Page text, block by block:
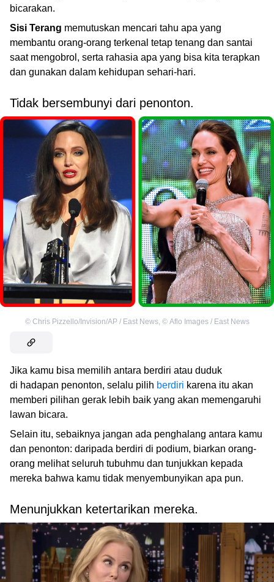
bicarakan.
Sisi Terang memutuskan mencari tahu apa yang
membantu orang-orang terkenal tetap tenang dan santai
saat mengobrol, serta rahasia apa yang bisa kita terapkan
dan gunakan dalam kehidupan sehari-hari.
Tidak bersembunyi dari penonton.
© Chris Pizzello/Invision/AP / East News, © Aflo Images / East News
Jika kamu bisa memilih antara berdiri atau duduk
di hadapan penonton, selalu pilih berdiri karena itu akan
memberi pilihan gerak lebih baik yang akan memengaruhi
lawan bicara.
Selain itu, sebaiknya jangan ada penghalang antara kamu
dan penonton: daripada berdiri di podium, biarkan orang-
orang melihat seluruh tubuhmu dan tunjukkan kepada
mereka bahwa kamu tidak menyembunyikan apa pun.
Menunjukkan ketertarikan mereka.